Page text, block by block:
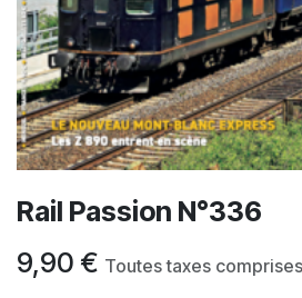
Rail Passion N°336
9,90 € Toutes taxes comprises